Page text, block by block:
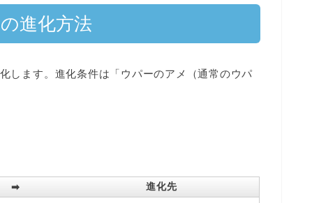
進化方法
します。進化条件は「ウパーのアメ（通常のウパ
➡︎ 進化先